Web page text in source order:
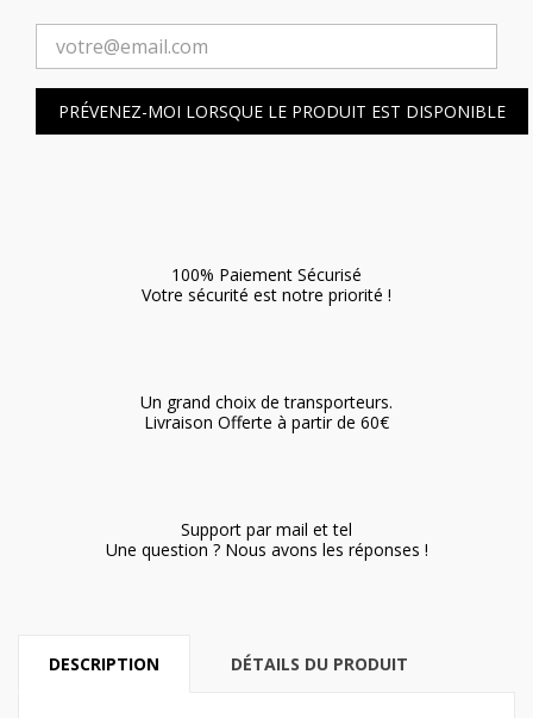
PRÉVENEZ-MOI LORSQUE LE PRODUIT EST DISPONIBLE
100% Paiement Sécurisé
Votre sécurité est notre priorité !
Un grand choix de transporteurs.
Livraison Offerte à partir de 60€
Support par mail et tel
Une question ? Nous avons les réponses !
DESCRIPTION DÉTAILS DU PRODUIT